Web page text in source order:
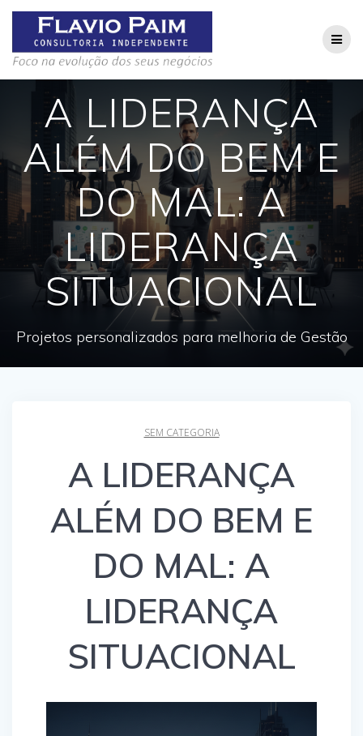
Skip
to
content
A LIDERANÇA
ALÉM DO BEM E
DO MAL: A
LIDERANÇA
SITUACIONAL
Projetos personalizados para melhoria de Gestão
SEM CATEGORIA
A LIDERANÇA
ALÉM DO BEM E
DO MAL: A
LIDERANÇA
SITUACIONAL